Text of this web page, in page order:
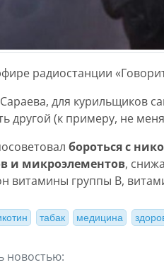
радиостанции
для курильщиков
другой (к примеру, не
бороться с
и микроэлементов,
витамины группы В,
табак медицина
новостью: